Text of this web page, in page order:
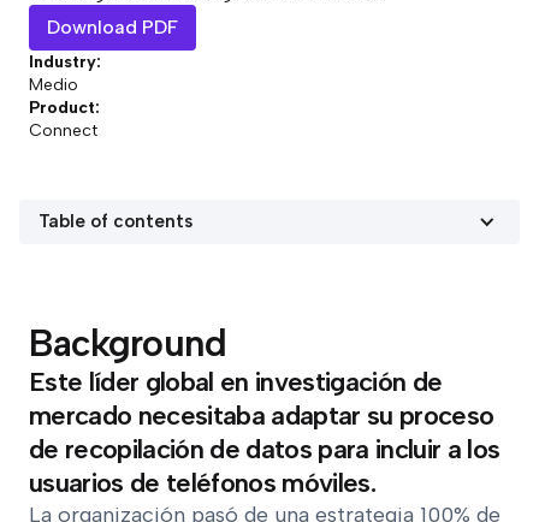
Download PDF
Industry:
Medio
Product:
Connect
Table of contents
Background
Este líder global en investigación de
mercado necesitaba adaptar su proceso
de recopilación de datos para incluir a los
usuarios de teléfonos móviles.
La organización pasó de una estrategia 100% de